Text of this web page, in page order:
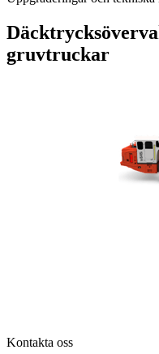
gruvtruckar
Kontakta oss